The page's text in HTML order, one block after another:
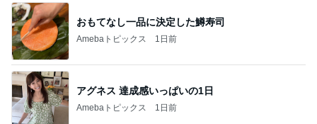
おもてなし一品に決定した鱒寿司
Amebaトピックス 1日前
アグネス 達成感いっぱいの1日
Amebaトピックス 1日前